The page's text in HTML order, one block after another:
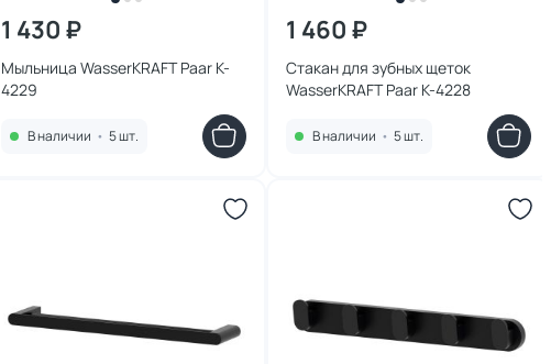
1 430 ₽
Мыльница WasserKRAFT Paar K-
4229
В наличии • 5 шт.
1 460 ₽
Стакан для зубных щеток
WasserKRAFT Paar K-4228
В наличии • 5 шт.